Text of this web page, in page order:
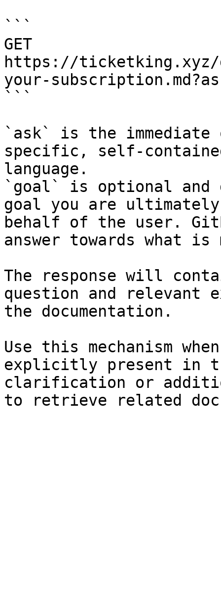
```
GET
https://ticketking.xyz/
your-
```
`ask` is the
specific, self-
language.
`goal` is optional and
goal you are
behalf of the user.
answer towards what
The response will
question and relevant
the documentation.
Use this mechanism
explicitly present in
clarification or